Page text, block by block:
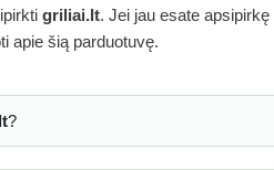
griliai.lt. Jei jau esate apsipirkę
apie šią parduotuvę.
?